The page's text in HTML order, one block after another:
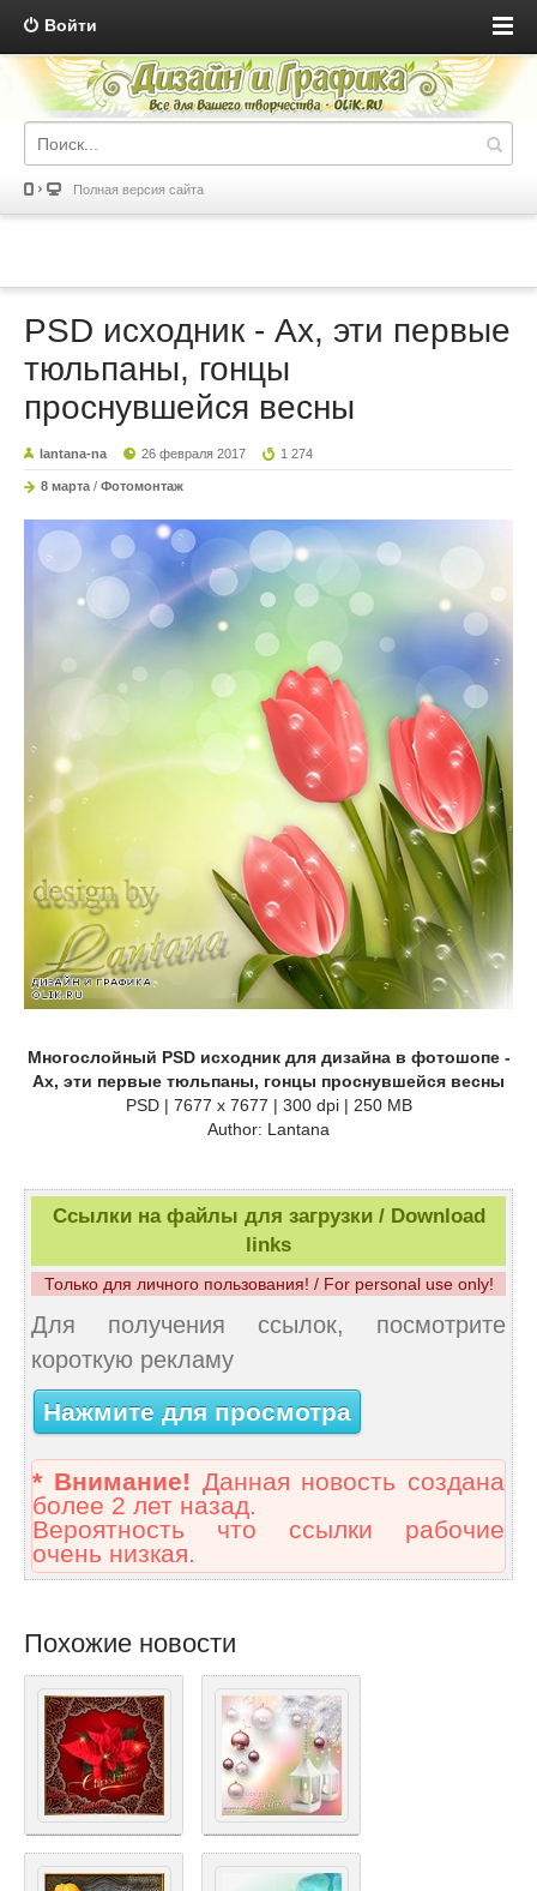
Войти
Полная версия сайта
PSD исходник - Ах, эти первые
тюльпаны, гонцы
проснувшейся весны
lantana-na 26 февраля 2017 1 274
8 марта / Фотомонтаж
Многослойный PSD исходник для дизайна в фотошопе -
Ах, эти первые тюльпаны, гонцы проснувшейся весны
PSD | 7677 x 7677 | 300 dpi | 250 MB
Author: Lantana
Ссылки на файлы для загрузки / Download
links
Только для личного пользования! / For personal use only!
Для получения ссылок, посмотрите
короткую рекламу
Нажмите для просмотра
* Внимание! Данная новость создана
более 2 лет назад.
Вероятность что ссылки рабочие
очень низкая.
Похожие новости